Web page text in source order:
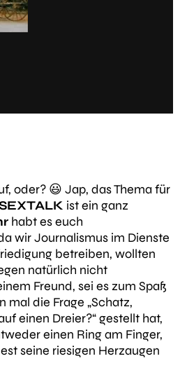
oder? 😃 Jap, das Thema für
ist ein ganz
habt es euch
wir Journalismus im Dienste
betreiben, wollten
natürlich nicht
Freund, sei es zum Spaß
mal die Frage „Schatz,
einen Dreier?“gestellt hat,
einen Ring am Finger,
seine riesigen Herzaugen